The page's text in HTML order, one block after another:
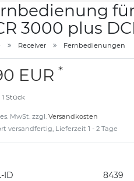
3000 plus
Receiver Fernbedienungen
EUR *
1 Stück
MwSt. zzgl. Versandkosten
versandfertig, Lieferzeit 1 - 2 Tage
ID 8439